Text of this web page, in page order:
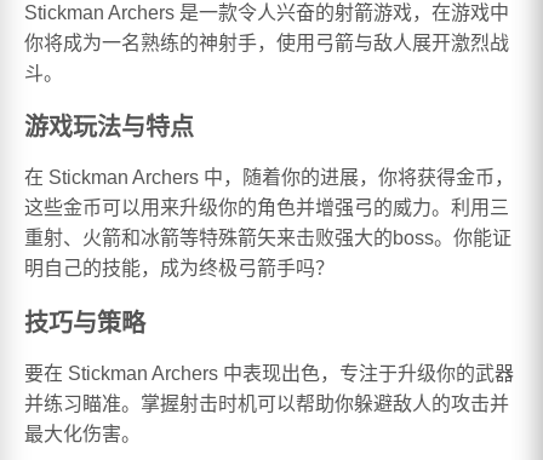
Stickman Archers 是一款令人兴奋的射箭游戏，在游戏中
你将成为一名熟练的神射手，使用弓箭与敌人展开激烈战
斗。
游戏玩法与特点
在 Stickman Archers 中，随着你的进展，你将获得金币，
这些金币可以用来升级你的角色并增强弓的威力。利用三
重射、火箭和冰箭等特殊箭矢来击败强大的boss。你能证
明自己的技能，成为终极弓箭手吗？
技巧与策略
要在 Stickman Archers 中表现出色，专注于升级你的武器
并练习瞄准。掌握射击时机可以帮助你躲避敌人的攻击并
最大化伤害。